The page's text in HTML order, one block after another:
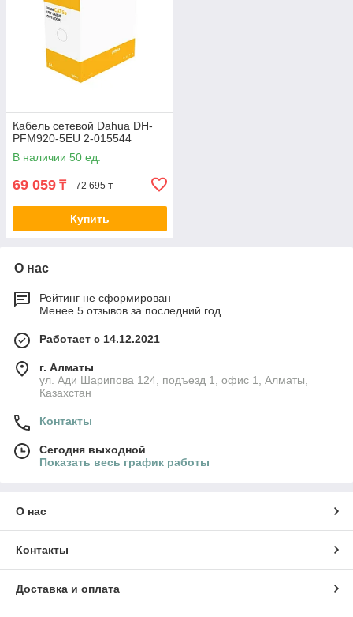
Кабель сетевой Dahua DH-
PFM920-5EU 2-015544
В наличии 50 ед.
69 059 ₸ 72 695 ₸
Купить
О нас
Рейтинг не сформирован
Менее 5 отзывов за последний год
Работает с 14.12.2021
г. Алматы
ул. Ади Шарипова 124, подъезд 1, офис 1, Алматы,
Казахстан
Контакты
Сегодня выходной
Показать весь график работы
О нас
Контакты
Доставка и оплата